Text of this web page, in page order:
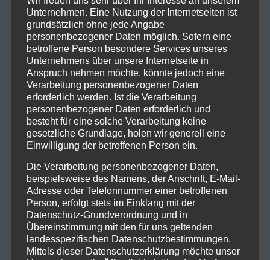
Nominierungen. Besonders die Singles „Voodoo“ und
„I Stand Alone“ etablierten die Band als festen
Bestandteil der Rockszene.
Godsmackist vor allem für ihre dynamischen und
emotional aufgeladenen Live-Auftritte bekannt, die
sie regelmäßig auf große Festivals und in Arenen
weltweit führen. Ihre Fans schätzen nicht nur die
musikalische Qualität, sondern auch die Authentizität
und Energie, die sie auf der Bühne versprühen. Die
(2014),When Legends Rise(2018) undLighting Up the
Sky(2023) immer wieder neue Alben veröffentlicht
und ihre musikalische Entwicklung fortgesetzt, ohne
ihre charakteristischen Merkmale zu verlieren.
Mit einer Karriere, die mittlerweile drei Jahrzehnten
umfasst, bleibt Godsmackeine der einflussreichsten
Unternehmen. Eine Nutzung der Internetseiten ist
grundsätzlich ohne jede Angabe
personenbezogener Daten möglich. Sofern eine
betroffene Person besondere Services unseres
Unternehmens über unsere Internetseite in
Anspruch nehmen möchte, könnte jedoch eine
Verarbeitung personenbezogener Daten
erforderlich werden. Ist die Verarbeitung
personenbezogener Daten erforderlich und
besteht für eine solche Verarbeitung keine
gesetzliche Grundlage, holen wir generell eine
Einwilligung der betroffenen Person ein.
Die Verarbeitung personenbezogener Daten,
beispielsweise des Namens, der Anschrift, E-Mail-
Adresse oder Telefonnummer einer betroffenen
Person, erfolgt stets im Einklang mit der
Datenschutz-Grundverordnung und in
Übereinstimmung mit den für uns geltenden
landesspezifischen Datenschutzbestimmungen.
Mittels dieser Datenschutzerklärung möchte unser